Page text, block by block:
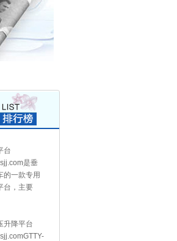
台
是垂
的一款专用
台，主要
升降平台